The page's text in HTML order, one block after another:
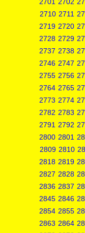
2710 2711
2719 2720
2728 2729
2737 2738
2746 2747
2755 2756
2764 2765
2773 2774
2782 2783
2791 2792
2800 2801
2809 2810
2818 2819
2827 2828
2836 2837
2845 2846
2854 2855
2863 2864